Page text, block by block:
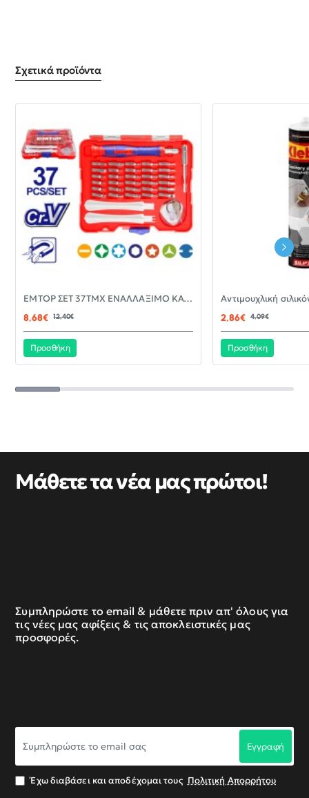
Σχετικά προϊόντα
-30%EMTOP ΣΕΤ 37ΤΜΧ ΕΝΑΛΛΑΞΙΜΟ ΚΑΤΣΑΒΙΔΙ ΜΕ ΜΥΤΕΣ EBST03702
8,68€
12,40€
Προσθήκη
2,86€ 4,09€
Προσθήκη
Μάθετε τα νέα μας πρώτοι!
Συμπληρώστε το email & μάθετε πριν απ' όλους για
τις νέες μας αφίξεις & τις αποκλειστικές μας
προσφορές.
το
σας
Εγγραφή
Έχω διαβάσει και αποδέχομαι τους Πολιτική Απορρήτου